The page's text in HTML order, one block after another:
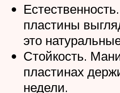
пластины
это
Стойкость.
пластинах
недели.